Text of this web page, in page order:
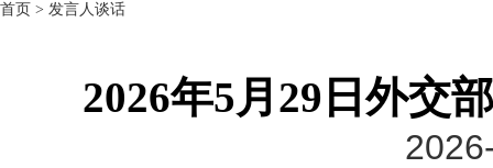
首页 > 发言人谈话
2026年5月29日外交